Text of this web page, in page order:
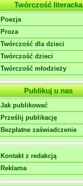
Twórczość literacka
Poezja
Proza
Twórczość dla dzieci
Twórczość dzieci
Twórczość młodzieży
Publikuj u nas
Jak publikować
Prześlij publikację
Bezpłatne zaświadczenie
Kontakt z redakcją
Reklama